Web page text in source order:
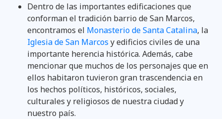
Dentro de las importantes edificaciones que
conforman el tradición barrio de San Marcos,
encontramos el Monasterio de Santa Catalina, la
Iglesia de San Marcos y edificios civiles de una
importante herencia histórica. Además, cabe
mencionar que muchos de los personajes que en
ellos habitaron tuvieron gran trascendencia en
los hechos políticos, históricos, sociales,
culturales y religiosos de nuestra ciudad y
nuestro país.